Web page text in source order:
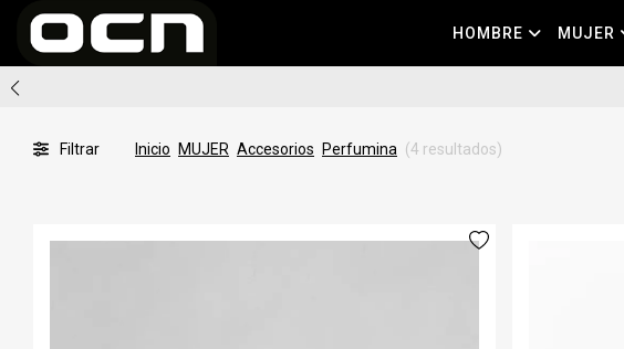
HOMBRE MUJER
Filtrar Inicio MUJER Accesorios Perfumina (4 resultados)